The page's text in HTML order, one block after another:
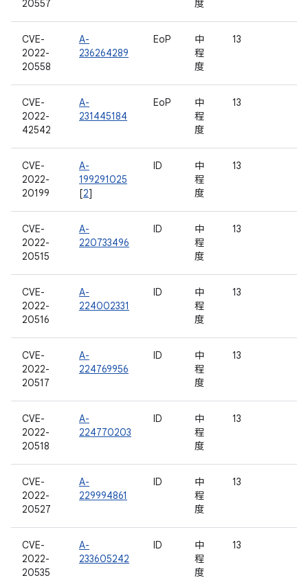
20557
度
CVE-
2022-
20558
A-
236264289
EoP
中
程
度
13
CVE-
2022-
42542
A-
231445184
EoP
中
程
度
13
CVE-
2022-
20199
A-
199291025
[2]
ID
中
程
度
13
CVE-
2022-
20515
A-
220733496
ID
中
程
度
13
CVE-
2022-
20516
A-
224002331
ID
中
程
度
13
CVE-
2022-
20517
A-
224769956
ID
中
程
度
13
CVE-
2022-
20518
A-
224770203
ID
中
程
度
13
CVE-
2022-
20527
A-
229994861
ID
中
程
度
13
CVE-
2022-
20535
A-
233605242
ID
中
程
度
13